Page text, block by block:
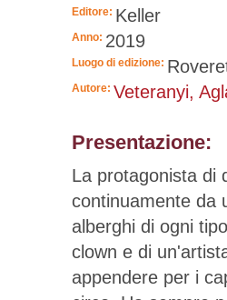
Editore: Keller
Anno: 2019
Luogo di edizione:
Autore: Veteranyi,
Presentazione:
La protagonista di
continuamente da
alberghi di ogni
clown e di
appendere per i